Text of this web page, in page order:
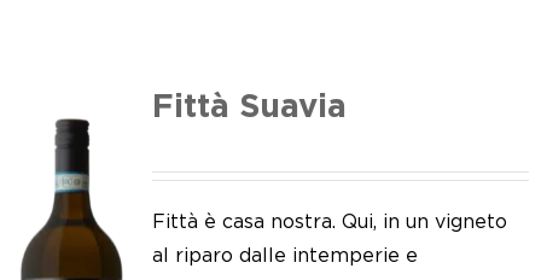
Il nostro lavoro
I nostri vigneti
Fittà Suavia
Fittà è casa nostra. Qui, in un vigneto
al riparo dalle intemperie e